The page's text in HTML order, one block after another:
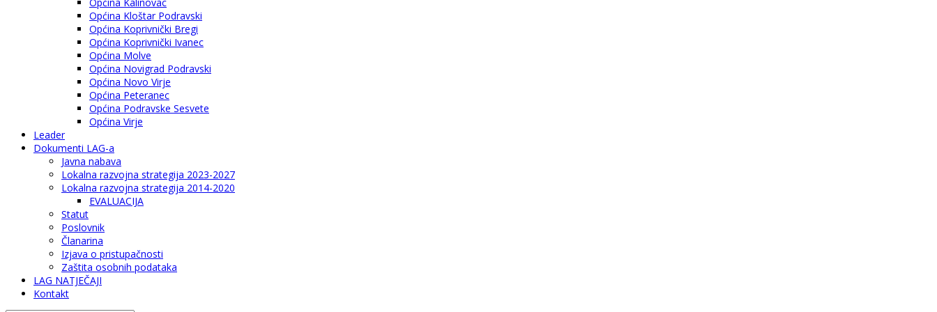
Općina Kloštar Podravski
Općina Koprivnički Bregi
Općina Koprivnički Ivanec
Općina Molve
Općina Novigrad Podravski
Općina Novo Virje
Općina Peteranec
Općina Podravske Sesvete
Općina Virje
Leader
Dokumenti LAG-a
Javna nabava
Lokalna razvojna strategija 2023-2027
Lokalna razvojna strategija 2014-2020
EVALUACIJA
Statut
Poslovnik
Članarina
Izjava o pristupačnosti
Zaštita osobnih podataka
LAG NATJEČAJI
Kontakt